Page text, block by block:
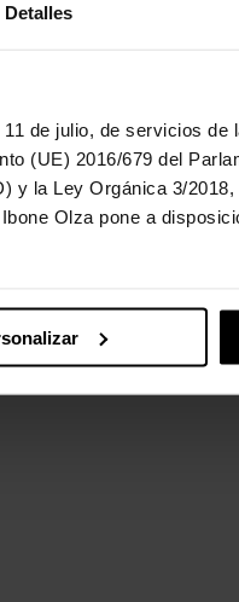
Detalles
de julio, de servicios de
(UE) 2016/679 del
y la Ley Orgánica 3/
Olza pone a